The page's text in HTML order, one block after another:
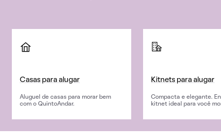
Aluguel de casas para morar bem
com o QuintoAndar.
Casas para alugar
Compacta e elegante.
kitnet ideal para você
Kitnets para alugar